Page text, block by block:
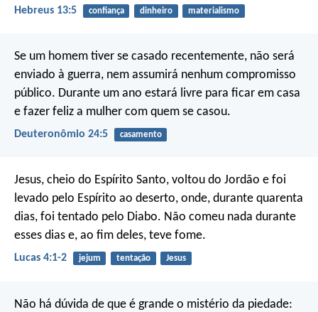
Hebreus 13:5 confiança dinheiro materialismo
Se um homem tiver se casado recentemente, não será
enviado à guerra, nem assumirá nenhum compromisso
público. Durante um ano estará livre para ficar em casa
e fazer feliz a mulher com quem se casou.
Deuteronômio 24:5 casamento
Jesus, cheio do Espírito Santo, voltou do Jordão e foi
levado pelo Espírito ao deserto, onde, durante quarenta
dias, foi tentado pelo Diabo. Não comeu nada durante
esses dias e, ao fim deles, teve fome.
Lucas 4:1-2 jejum tentação Jesus
Não há dúvida de que é grande o mistério da piedade: